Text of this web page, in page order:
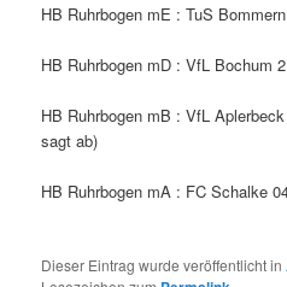
HB Ruhrbogen mE : TuS
HB Ruhrbogen mD : VfL Bochum
HB Ruhrbogen mB : VfL
sagt ab)
HB Ruhrbogen mA : FC Schalke
Dieser Eintrag wurde veröffentlicht in